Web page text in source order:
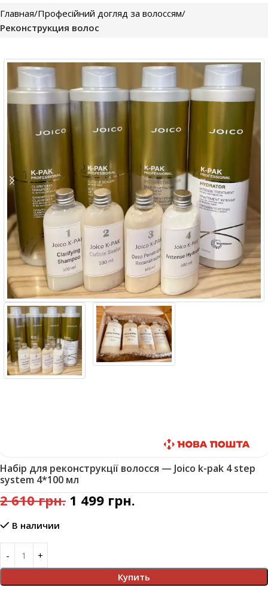
Главная Професійний догляд за волоссям
Реконструкция волос
Набір для реконструкції волосся — Joico k-pak 4 step
system 4*100 мл
2 610грн. 1 499 грн.
В наличии
Купить